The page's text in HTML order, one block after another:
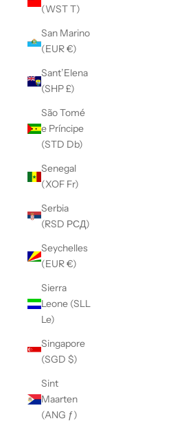
(WST T)
San Marino
(EUR €)
Sant’Elena
(SHP £)
São Tomé
e Príncipe
(STD Db)
Senegal
(XOF Fr)
Serbia
(RSD РСД)
Seychelles
(EUR €)
Sierra
Leone (SLL
Le)
Singapore
(SGD $)
Sint
Maarten
(ANG ƒ)